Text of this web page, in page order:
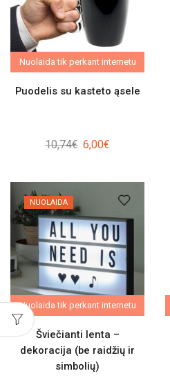
Nuolaida tik perkant internetu
Puodelis su kasteto ąsele
10,74€ Original
6,00€
6,00€.
NUOLAIDA
Nuolaida tik perkant internetu
Šviečianti lenta –
dekoracija (be raidžių ir
simbolių)